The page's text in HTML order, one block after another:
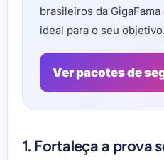
brasileiros da
ideal para o seu objetivo.
Ver pacotes de
1. Fortaleça a prova